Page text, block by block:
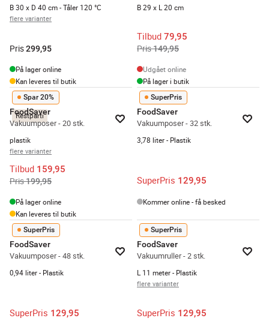
B 30 x D 40 cm - Tåler 120 °C
flere varianter
Pris299,95
På lager online
Kan leveres til butik
B 29 x L 20 cm
Tilbud 79,95
Pris149,95
Udgået online
På lager i butik
Restparti
Spar 20%
FoodSaver
Vakuumposer - 20 stk.
plastik
flere varianter
Tilbud 159,95
Pris199,95
På lager online
Kan leveres til butik
SuperPris
FoodSaver
Vakuumposer - 32 stk.
3,78 liter - Plastik
SuperPris 129,95
Kommer online - få besked
SuperPris
FoodSaver
Vakuumposer - 48 stk.
0,94 liter - Plastik
SuperPris 129,95
SuperPris
FoodSaver
Vakuumruller - 2 stk.
L 11 meter - Plastik
flere varianter
SuperPris 129,95